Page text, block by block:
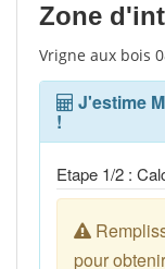
Zone
Vrigne aux bois